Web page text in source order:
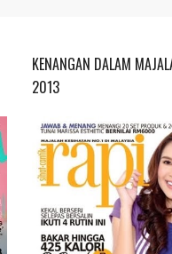
KENANGAN DALAM
2013